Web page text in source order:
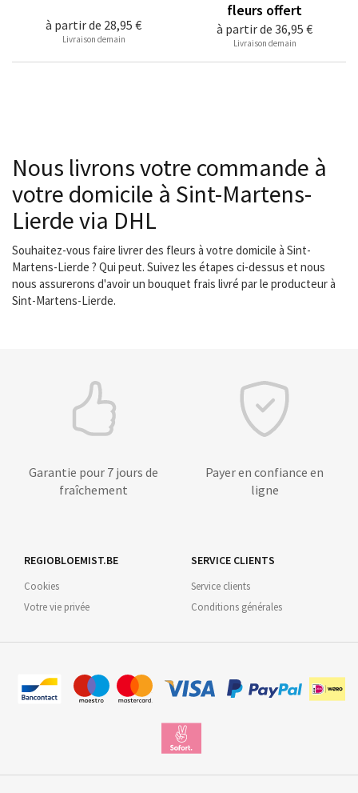
à partir de 28,95 €
Livraison demain
à partir de 36,95 €
fleurs offert
Livraison demain
Nous livrons votre commande à
votre domicile à Sint-Martens-
Lierde via DHL
Souhaitez-vous faire livrer des fleurs à votre domicile à Sint-
Martens-Lierde ? Qui peut. Suivez les étapes ci-dessus et nous
nous assurerons d'avoir un bouquet frais livré par le producteur à
Sint-Martens-Lierde.
Garantie pour 7 jours de
fraîchement
Payer en confiance en
ligne
REGIOBLOEMIST.BE
Cookies
Votre vie privée
SERVICE CLIENTS
Service clients
Conditions générales